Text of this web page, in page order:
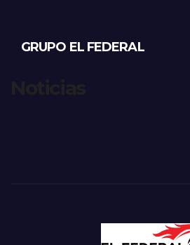
GRUPO EL FEDERAL